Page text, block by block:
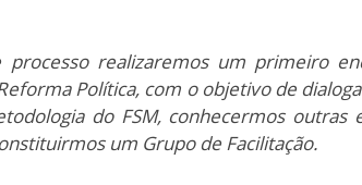
processo realizaremos um primeiro
Política, com o objetivo de
do FSM, conhecermos outras
um Grupo de Facilitação.